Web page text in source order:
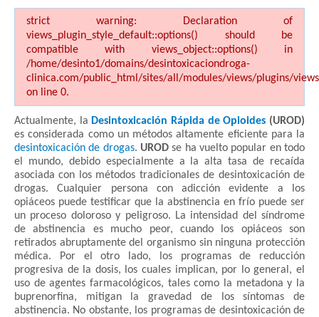
strict warning: Declaration of
views_plugin_style_default::options() should be
compatible with views_object::options() in
/home/desinto1/domains/desintoxicaciondroga-
clinica.com/public_html/sites/all/modules/views/plugins/
on line 0.
Actualmente, la Desintoxicación Rápida de Opioides (UROD)
es considerada como un métodos altamente eficiente para la
desintoxicación de drogas. URODse ha vuelto popular en todo
el mundo, debido especialmente a la alta tasa de recaída
asociada con los métodos tradicionales de desintoxicación de
drogas. Cualquier persona con adicción evidente a los
opiáceos puede testificar que la abstinencia en frío puede ser
un proceso doloroso y peligroso. La intensidad del síndrome
de abstinencia es mucho peor, cuando los opiáceos son
retirados abruptamente del organismo sin ninguna protección
médica. Por el otro lado, los programas de reducción
progresiva de la dosis, los cuales implican, por lo general, el
uso de agentes farmacológicos, tales como la metadona y la
buprenorfina, mitigan la gravedad de los síntomas de
abstinencia. No obstante, los programas de desintoxicación de